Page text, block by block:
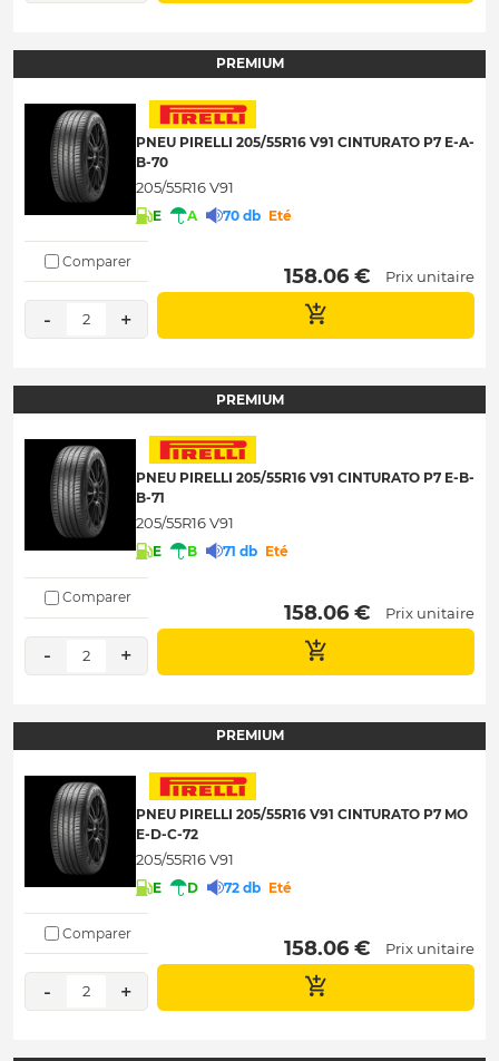
PREMIUM
PNEU PIRELLI 205/55R16 V91 CINTURATO P7 E-A-
B-70
205/55R16 V91
E A 70 db Eté
Comparer
- 2 +
158.06 € Prix unitaire
PREMIUM
PNEU PIRELLI 205/55R16 V91 CINTURATO P7 E-B-
B-71
205/55R16 V91
E B 71 db Eté
Comparer
- 2 +
158.06 € Prix unitaire
PREMIUM
PNEU PIRELLI 205/55R16 V91 CINTURATO P7 MO
E-D-C-72
205/55R16 V91
E D 72 db Eté
Comparer
- 2 +
158.06 € Prix unitaire